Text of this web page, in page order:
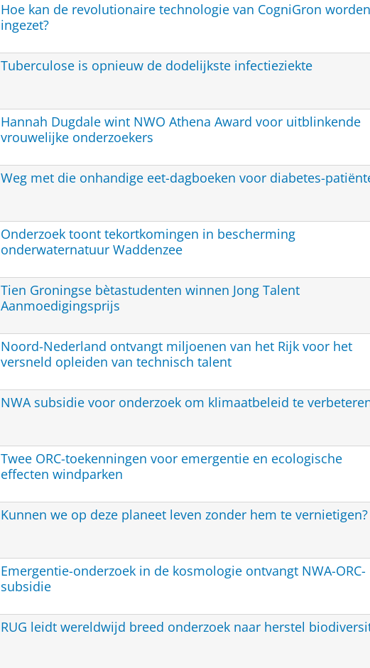
Hoe kan de revolutionaire technologie van CogniGron worden
ingezet?
Tuberculose is opnieuw de dodelijkste infectieziekte
Hannah Dugdale wint NWO Athena Award voor uitblinkende
vrouwelijke onderzoekers
Weg met die onhandige eet-dagboeken voor diabetes-
Onderzoek toont tekortkomingen in bescherming
onderwaternatuur Waddenzee
Tien Groningse bètastudenten winnen Jong Talent
Aanmoedigingsprijs
Noord-Nederland ontvangt miljoenen van het Rijk voor het
versneld opleiden van technisch talent
NWA subsidie voor onderzoek om klimaatbeleid te
Twee ORC-toekenningen voor emergentie en ecologische
effecten windparken
Kunnen we op deze planeet leven zonder hem te vernietigen?
Emergentie-onderzoek in de kosmologie ontvangt NWA-ORC-
subsidie
RUG leidt wereldwijd breed onderzoek naar herstel